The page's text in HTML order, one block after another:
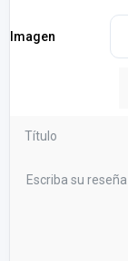
Imagen